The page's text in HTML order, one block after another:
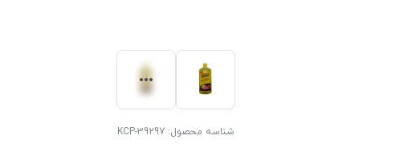
شناسه محصول: KCP-39297